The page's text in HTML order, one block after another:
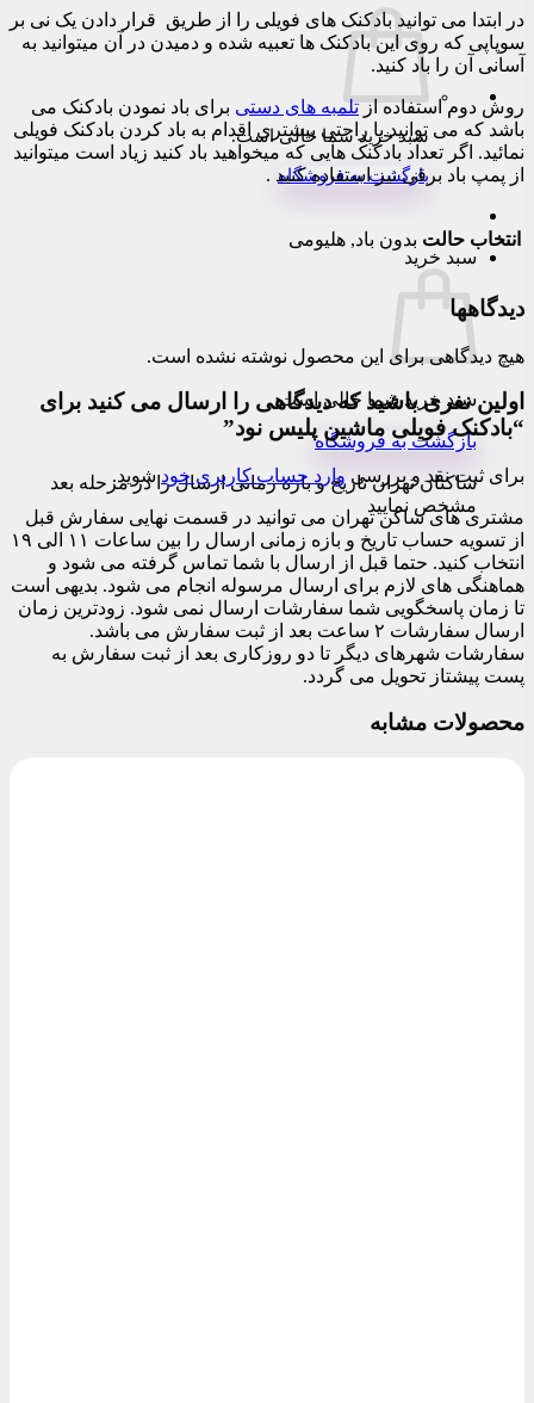
سبد خرید شما خالی است.
بازگشت به فروشگاه
سبد خرید
سبد خرید شما خالی است.
بازگشت به فروشگاه
ساکنان تهران تاریخ و بازه زمانی ارسال را در مرحله بعد
مشخص نمایید
در ابتدا می توانید بادکنک های فویلی را از طریق قرار دادن یک نی بر
سوپاپی که روی این بادکنک ها تعبیه شده و دمیدن در آن میتوانید به
آسانی آن را باد کنید.
روش دوم استفاده ازتلمبه های دستی برای باد نمودن بادکنک می
باشد که می توانید با راحتی بیشتری اقدام به باد کردن بادکنک فویلی
نمائید. اگر تعداد بادکنک هایی که میخواهید باد کنید زیاد است میتوانید
از پمپ باد برقی نیز استفاده کنید .
انتخاب حالت بدون باد, هلیومی
دیدگاهها
هیچ دیدگاهی برای این محصول نوشته نشده است.
اولین نفری باشید که دیدگاهی را ارسال می کنید برای
“بادکنک فویلی ماشین پلیس نود”
برای ثبت نقد و بررسی وارد حساب کاربری خودشوید.
مشتری های ساکن تهران می توانید در قسمت نهایی سفارش قبل
از تسویه حساب تاریخ و بازه زمانی ارسال را بین ساعات ۱۱ الی ۱۹
انتخاب کنید. حتما قبل از ارسال با شما تماس گرفته می شود و
هماهنگی های لازم برای ارسال مرسوله انجام می شود. بدیهی است
تا زمان پاسخگویی شما سفارشات ارسال نمی شود. زودترین زمان
ارسال سفارشات ۲ ساعت بعد از ثبت سفارش می باشد.
سفارشات شهرهای دیگر تا دو روزکاری بعد از ثبت سفارش به
پست پیشتاز تحویل می گردد.
محصولات مشابه